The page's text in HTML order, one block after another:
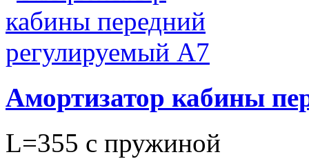
Амортизатор кабины
L=355 с пружиной